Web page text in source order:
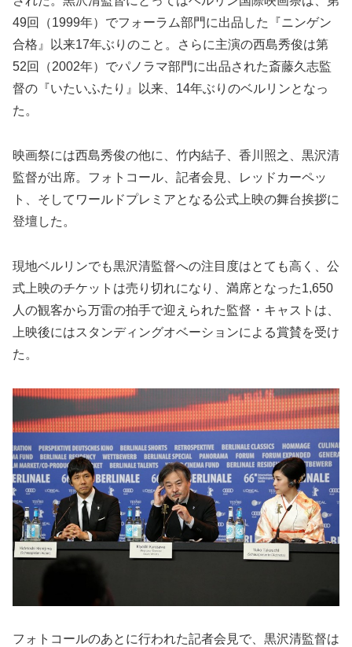
49回（1999年）でフォーラム部門に出品した『ニンゲン
合格』以来17年ぶりのこと。さらに主演の西島秀俊は第
52回（2002年）でパノラマ部門に出品された斎藤久志監
督の『いたいふたり』以来、14年ぶりのベルリンとなっ
た。
映画祭には西島秀俊の他に、竹内結子、香川照之、黒沢清
監督が出席。フォトコール、記者会見、レッドカーペッ
ト、そしてワールドプレミアとなる公式上映の舞台挨拶に
登壇した。
現地ベルリンでも黒沢清監督への注目度はとても高く、公
式上映のチケットは売り切れになり、満席となった1,650
人の観客から万雷の拍手で迎えられた監督・キャストは、
上映後にはスタンディングオベーションによる賞賛を受け
た。
フォトコールのあとに行われた記者会見で、黒沢清監督は